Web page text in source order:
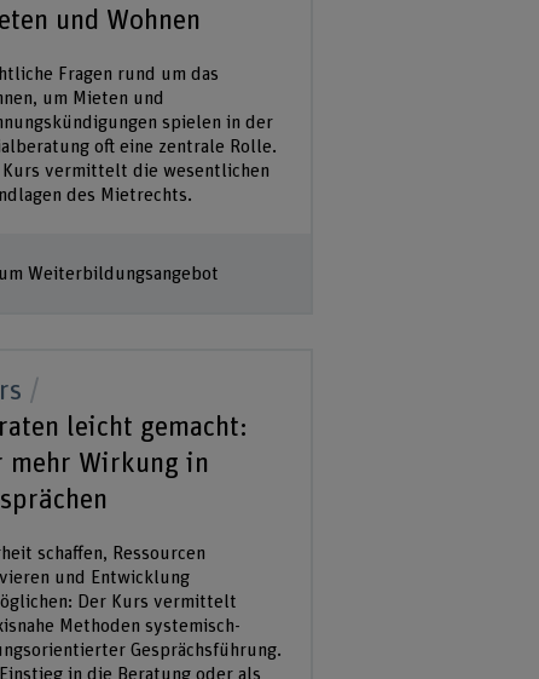
und Wohnen
Fragen rund um das
um Mieten und
spielen in der
oft eine zentrale Rolle.
Kurs vermittelt die wesentlichen
des Mietrechts.
Weiterbildungsangebot
leicht gemacht:
mehr Wirkung in
schaffen, Ressourcen
und Entwicklung
Der Kurs vermittelt
Methoden systemisch-
Gesprächsführung.
in die Beratung oder als